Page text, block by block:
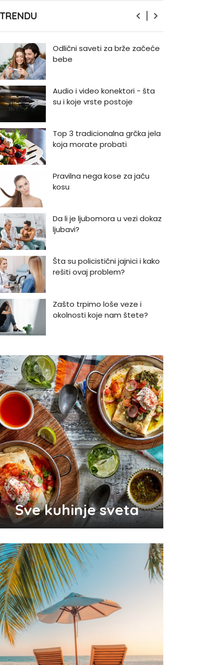
Odlični saveti za brže začeće
bebe
Audio i video konektori - šta
su i koje vrste postoje
Top 3 tradicionalna grčka jela
koja morate probati
Pravilna nega kose za jaču
kosu
Da li je ljubomora u vezi dokaz
ljubavi?
Šta su policistični jajnici i kako
rešiti ovaj problem?
Zašto trpimo loše veze i
okolnosti koje nam štete?
kako prolaze godine braka?
5 načina kako da pobedite
stres
Zašto odlažemo bitne stvari i
kako da prestanemo?
Odlični saveti za brže začeće
bebe
Audio i video konektori - šta
su i koje vrste postoje
Top 3 tradicionalna grčka jela
koja morate probati
Pravilna nega kose za jaču
kosu
Da li je ljubomora u vezi dokaz
ljubavi?
Sve kuhinje sveta